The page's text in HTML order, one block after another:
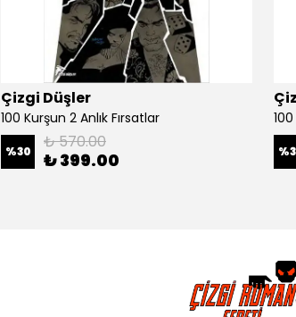
Çizgi Düşler
100 Kurşun 2 Anlık Fırsatlar
%30 ₺ 570.00
₺ 399.00 %